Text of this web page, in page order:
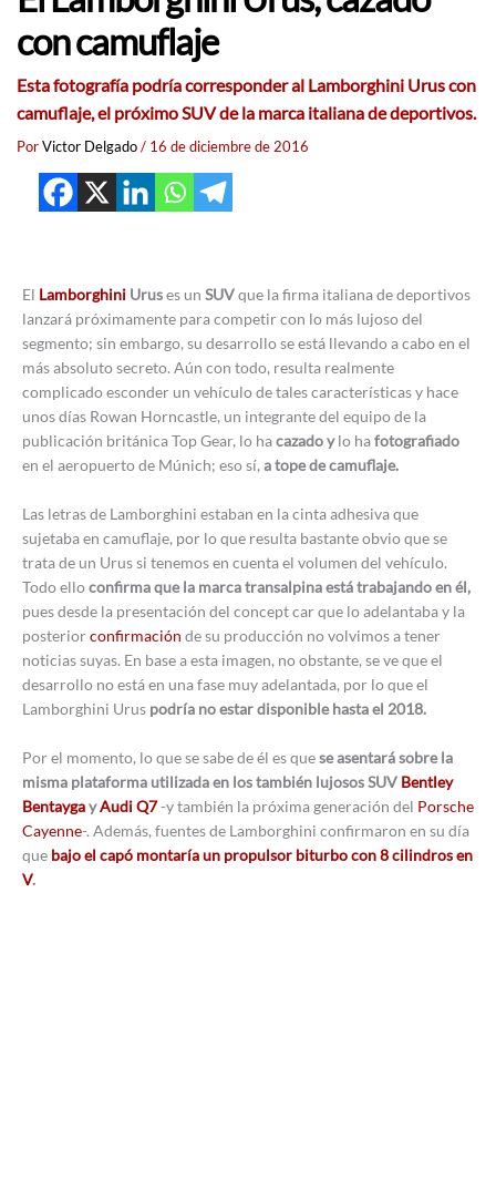
con camuflaje
Esta fotografía podría corresponder al Lamborghini Urus con
camuflaje, el próximo SUV de la marca italiana de deportivos.
PorVictor Delgado/ 16 de diciembre de 2016
El Lamborghini Uruses un SUVque la firma italiana de deportivos
lanzará próximamente para competir con lo más lujoso del
segmento; sin embargo, su desarrollo se está llevando a cabo en el
más absoluto secreto. Aún con todo, resulta realmente
complicado esconder un vehículo de tales características y hace
unos días Rowan Horncastle, un integrante del equipo de la
publicación británica Top Gear, lo hacazado ylo hafotografiado
en el aeropuerto de Múnich; eso sí, a tope de camuflaje.
Las letras de Lamborghini estaban en la cinta adhesiva que
sujetaba en camuflaje, por lo que resulta bastante obvio que se
trata de un Urus si tenemos en cuenta el volumen del vehículo.
Todo elloconfirma que la marca transalpina está trabajando en él,
pues desde la presentación del concept car que lo adelantaba y la
posteriorconfirmación de su producción no volvimos a tener
noticias suyas. En base a esta imagen, no obstante, se ve que el
desarrollo no está en una fase muy adelantada, por lo que el
Lamborghini Urus podría no estar disponible hasta el 2018.
Por el momento, lo que se sabe de él es quese asentará sobre la
misma plataforma utilizada en los también lujosos SUV Bentley
BentaygayAudi Q7-y también la próxima generación del Porsche
Cayenne-. Además, fuentes de Lamborghini confirmaron en su día
que bajo el capó montaría un propulsor biturbo con 8 cilindros en
V.